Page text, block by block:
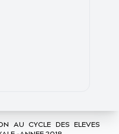
AU CYCLE DES ELEVES